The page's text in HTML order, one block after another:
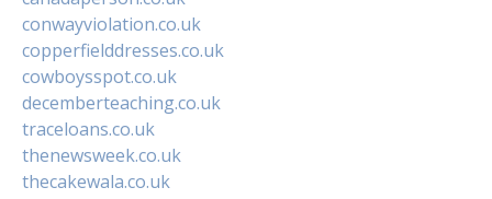
conwayviolation.co.uk
copperfielddresses.co.uk
cowboysspot.co.uk
decemberteaching.co.uk
traceloans.co.uk
thenewsweek.co.uk
thecakewala.co.uk